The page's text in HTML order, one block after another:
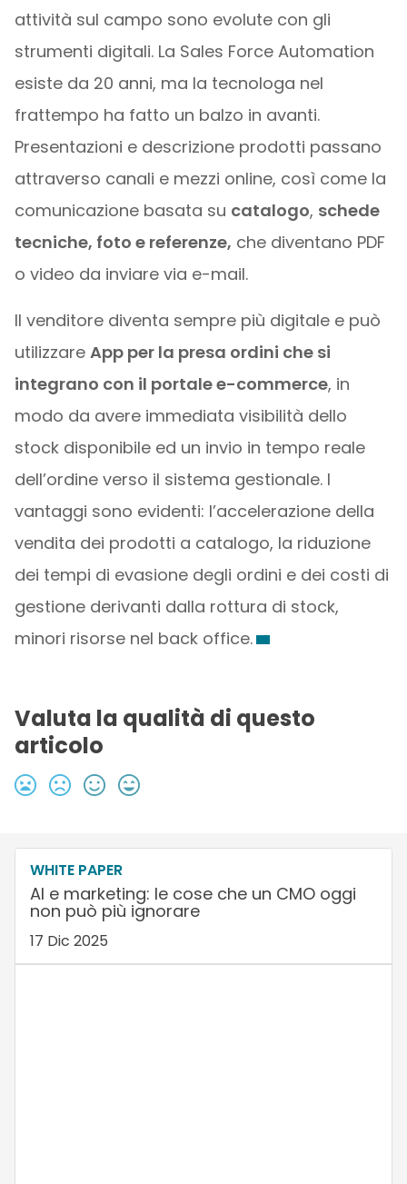
attività sul campo sono evolute con gli
strumenti digitali. La Sales Force Automation
esiste da 20 anni, ma la tecnologa nel
frattempo ha fatto un balzo in avanti.
Presentazioni e descrizione prodotti passano
attraverso canali e mezzi online, così come la
comunicazione basata su catalogo, schede
tecniche, foto e referenze, che diventano PDF
o video da inviare via e-mail.
Il venditore diventa sempre più digitale e può
utilizzare App per la presa ordini che si
integrano con il portale e-commerce, in
modo da avere immediata visibilità dello
stock disponibile ed un invio in tempo reale
dell’ordine verso il sistema gestionale. I
vantaggi sono evidenti: l’accelerazione della
vendita dei prodotti a catalogo, la riduzione
dei tempi di evasione degli ordini e dei costi di
gestione derivanti dalla rottura di stock,
minori risorse nel back office.
Valuta la qualità di questo
articolo
WHITE PAPER
AI e marketing: le cose che un CMO oggi
non può più ignorare
17 Dic 2025